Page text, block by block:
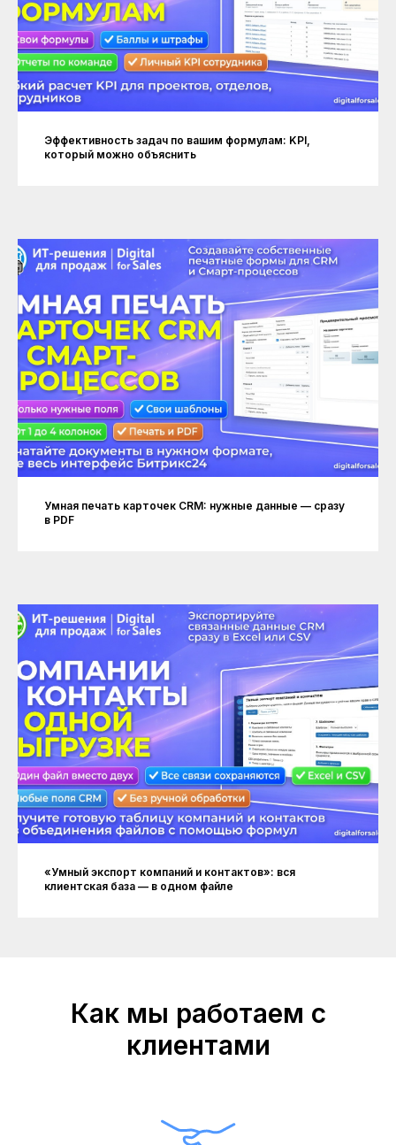
Эффективность задач по вашим формулам: KPI,
который можно объяснить
Умная печать карточек CRM: нужные данные — сразу
в PDF
«Умный экспорт компаний и контактов»: вся
клиентская база — в одном файле
Как мы работаем с
клиентами